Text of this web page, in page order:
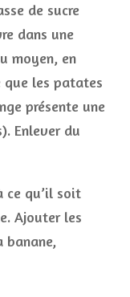
de sucre
dans une
moyen, en
que les patates
présente une
Enlever du
ce qu’il soit
Ajouter les
banane,